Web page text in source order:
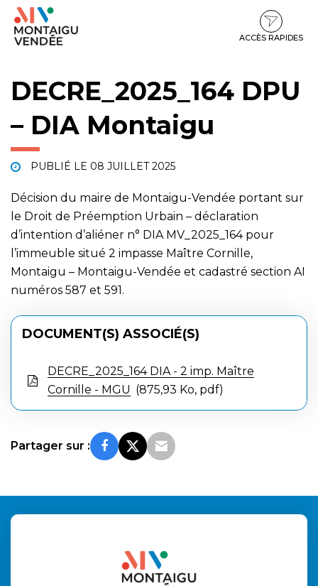
Gestion des traceurs
Aller
Aller
contenu
Aller
pied
ACCÈS RAPIDES
DECRE_2025_164 DPU
– DIA Montaigu
PUBLIÉ LE 08 JUILLET 2025
Décision du maire de Montaigu-Vendée portant sur
le Droit de Préemption Urbain – déclaration
d’intention d’aliéner n° DIA MV_2025_164 pour
l’immeuble situé 2 impasse Maître Cornille,
Montaigu – Montaigu-Vendée et cadastré section AI
numéros 587 et 591.
DOCUMENT(S) ASSOCIÉ(S)
DECRE_2025_164 DIA - 2 imp. Maître
Cornille - MGU
875,93 Ko, pdf
Partager sur :